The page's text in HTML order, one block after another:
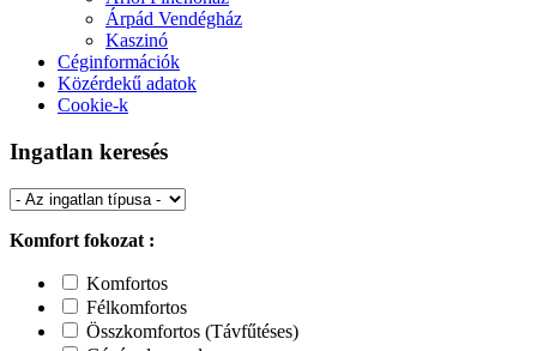
Árpád Vendégház
Kaszinó
Céginformációk
Közérdekű adatok
Cookie-k
Ingatlan keresés
Komfort fokozat :
Komfortos
Félkomfortos
Összkomfortos (Távfűtéses)